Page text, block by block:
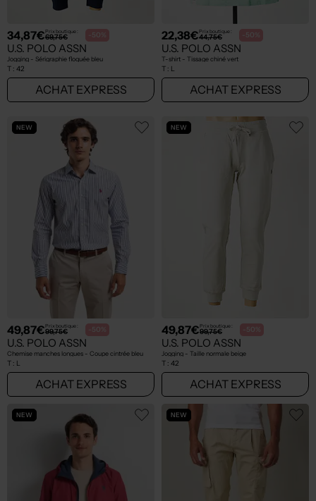
34,87€Prix boutique :
69,75€ -50%
U.S. POLO ASSN
Jogging - Sérigraphie floquée bleu
T : 42
ACHAT EXPRESS
22,38€Prix boutique :
44,75€ -50%
U.S. POLO ASSN
T-shirt - Tissage chiné vert
T : L
ACHAT EXPRESS
NEW
49,87€Prix boutique :
99,75€ -50%
U.S. POLO ASSN
Chemise manches longues - Coupe cintrée bleu
T : L
ACHAT EXPRESS
NEW
49,87€Prix boutique :
99,75€ -50%
U.S. POLO ASSN
Jogging - Taille normale beige
T : 42
ACHAT EXPRESS
NEW NEW